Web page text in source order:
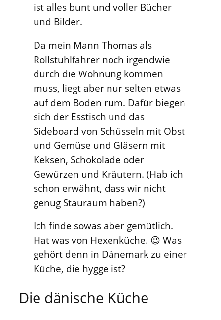
ist alles bunt und voller Bücher
und Bilder.
Da mein Mann Thomas als
Rollstuhlfahrer noch irgendwie
durch die Wohnung kommen
muss, liegt aber nur selten etwas
auf dem Boden rum. Dafür biegen
sich der Esstisch und das
Sideboard von Schüsseln mit Obst
und Gemüse und Gläsern mit
Keksen, Schokolade oder
Gewürzen und Kräutern. (Hab ich
schon erwähnt, dass wir nicht
genug Stauraum haben?)
Ich finde sowas aber gemütlich.
Hat was von Hexenküche. 😉 Was
gehört denn in Dänemark zu einer
Küche, die hygge ist?
Die dänische Küche